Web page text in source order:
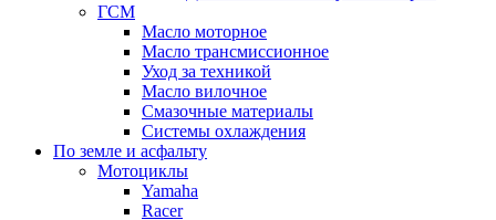
ГСМ
Масло моторное
Масло трансмиссионное
Уход за техникой
Масло вилочное
Смазочные материалы
Системы охлаждения
По земле и асфальту
Мотоциклы
Yamaha
Racer